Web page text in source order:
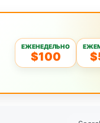
ЕЖЕНЕДЕЛЬНО
$100